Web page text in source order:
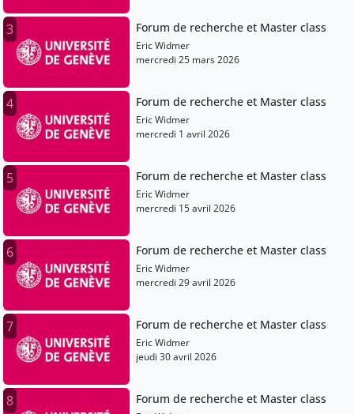
3 Forum de recherche et Master class
Eric Widmer
mercredi 25 mars 2026
4 Forum de recherche et Master class
Eric Widmer
mercredi 1 avril 2026
5 Forum de recherche et Master class
Eric Widmer
mercredi 15 avril 2026
6 Forum de recherche et Master class
Eric Widmer
mercredi 29 avril 2026
7 Forum de recherche et Master class
Eric Widmer
jeudi 30 avril 2026
8 Forum de recherche et Master class